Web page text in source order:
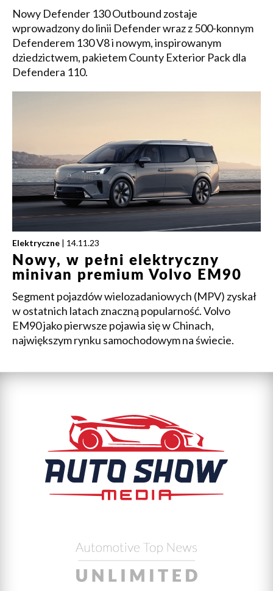
Nowy Defender 130 Outbound zostaje
wprowadzony do linii Defender wraz z 500-konnym
Defenderem 130 V8 i nowym, inspirowanym
dziedzictwem, pakietem County Exterior Pack dla
Defendera 110.
Elektryczne | 14.11.23
Nowy, w pełni elektryczny
minivan premium Volvo EM90
Segment pojazdów wielozadaniowych (MPV) zyskał
w ostatnich latach znaczną popularność. Volvo
EM90 jako pierwsze pojawia się w Chinach,
największym rynku samochodowym na świecie.